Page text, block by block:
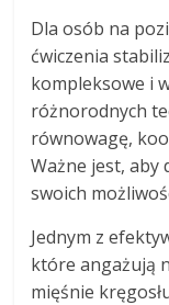
Dla osób na
ćwiczenia
kompleksowe i
różnorodnych
równowagę,
Ważne jest, aby
swoich
Jednym z
które angażują
mięśnie